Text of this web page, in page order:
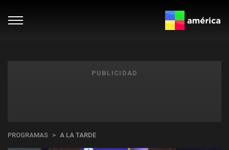
PUBLICIDAD
PROGRAMAS A LA TARDE